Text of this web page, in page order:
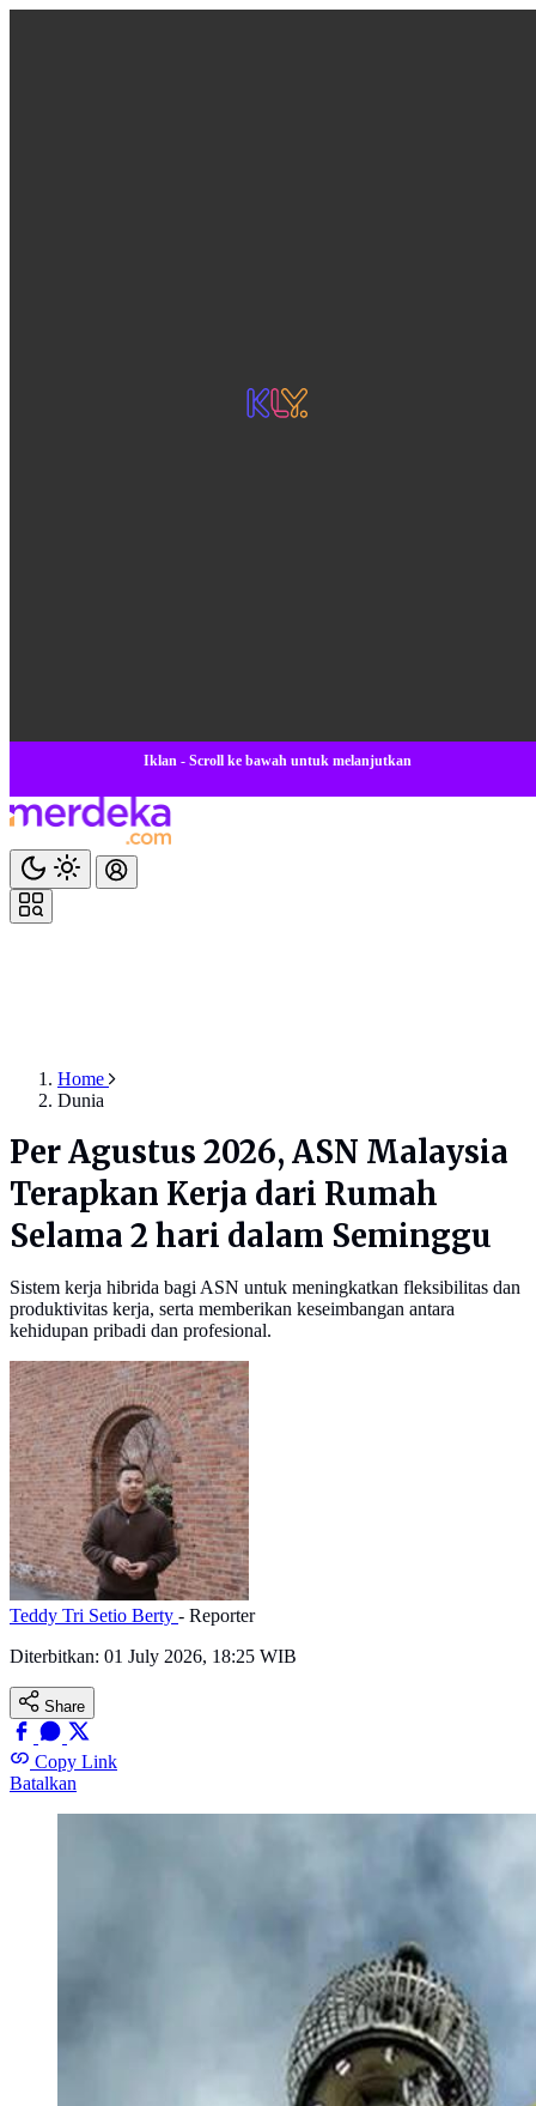
Iklan - Scroll ke bawah untuk melanjutkan
Home
Dunia
Per Agustus 2026, ASN Malaysia
Terapkan Kerja dari Rumah
Selama 2 hari dalam Seminggu
Sistem kerja hibrida bagi ASN untuk meningkatkan fleksibilitas dan
produktivitas kerja, serta memberikan keseimbangan antara
kehidupan pribadi dan profesional.
Teddy Tri Setio Berty - Reporter
Diterbitkan: 01 July 2026, 18:25 WIB
Share
Copy Link
Batalkan